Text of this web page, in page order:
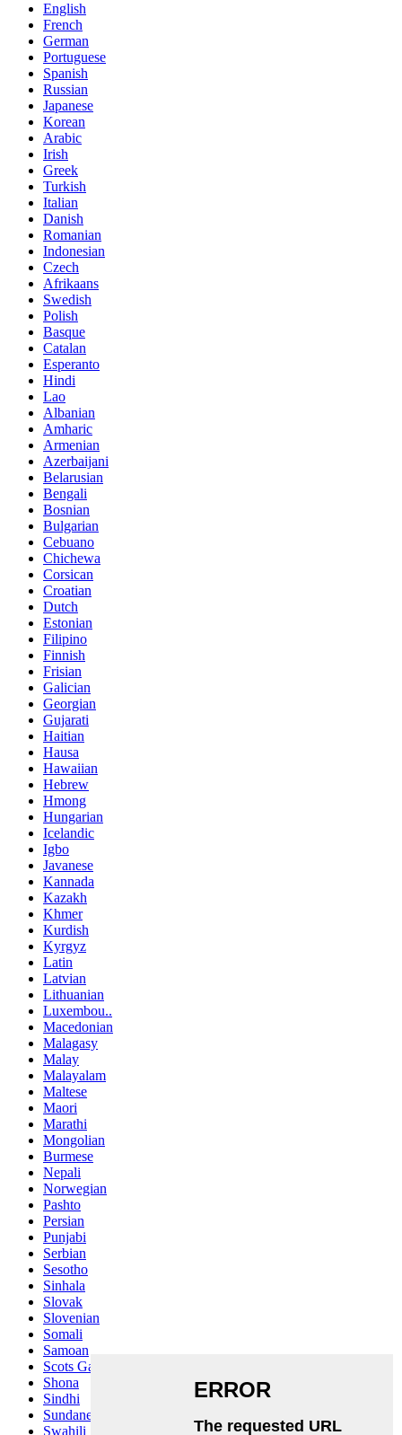
English
French
German
Portuguese
Spanish
Russian
Japanese
Korean
Arabic
Irish
Greek
Turkish
Italian
Danish
Romanian
Indonesian
Czech
Afrikaans
Swedish
Polish
Basque
Catalan
Esperanto
Hindi
Lao
Albanian
Amharic
Armenian
Azerbaijani
Belarusian
Bengali
Bosnian
Bulgarian
Cebuano
Chichewa
Corsican
Croatian
Dutch
Estonian
Filipino
Finnish
Frisian
Galician
Georgian
Gujarati
Haitian
Hausa
Hawaiian
Hebrew
Hmong
Hungarian
Icelandic
Igbo
Javanese
Kannada
Kazakh
Khmer
Kurdish
Kyrgyz
Latin
Latvian
Lithuanian
Luxembou..
Macedonian
Malagasy
Malay
Malayalam
Maltese
Maori
Marathi
Mongolian
Burmese
Nepali
Norwegian
Pashto
Persian
Punjabi
Serbian
Sesotho
Sinhala
Slovak
Slovenian
Somali
Samoan
Scots Gaelic
Shona
Sindhi
Sundanese
Swahili